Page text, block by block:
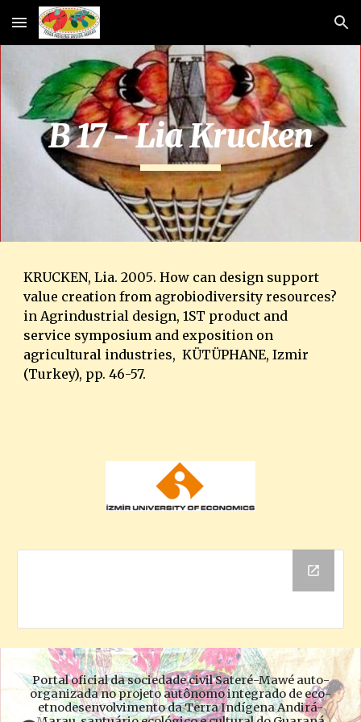
Skip to main content Skip to navigation
B 17 - Lia Krucken
KRUCKEN, Lia. 2005. How can design support
value creation from agrobiodiversity resources?
in Agrindustrial design, 1ST product and
service symposium and exposition on
agricultural industries,  KÜTÜPHANE, Izmir
(Turkey), pp. 46-57.
Portal oficial da sociedade civil Sateré-Mawé auto-
organizada no projeto autônomo integrado de eco-
etnodesenvolvimento da Terra Indígena Andirá-